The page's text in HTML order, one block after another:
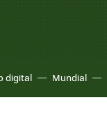
digital Mundial